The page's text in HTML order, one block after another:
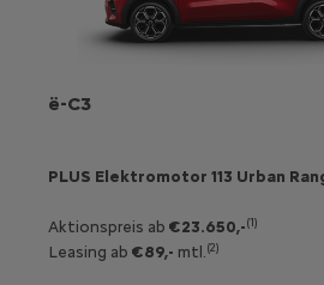
ë-C3
PLUS Elektromotor 113 Urban
Aktionspreis ab €23.650,-(1)
Leasing ab €89,- mtl. (2)